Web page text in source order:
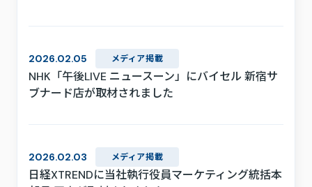
2026.02.05 メディア掲載
NHK「午後LIVE ニュースーン」にバイセル 新宿サ
ブナード店が取材されました
2026.02.03 メディア掲載
日経XTRENDに当社執行役員マーケティング統括本